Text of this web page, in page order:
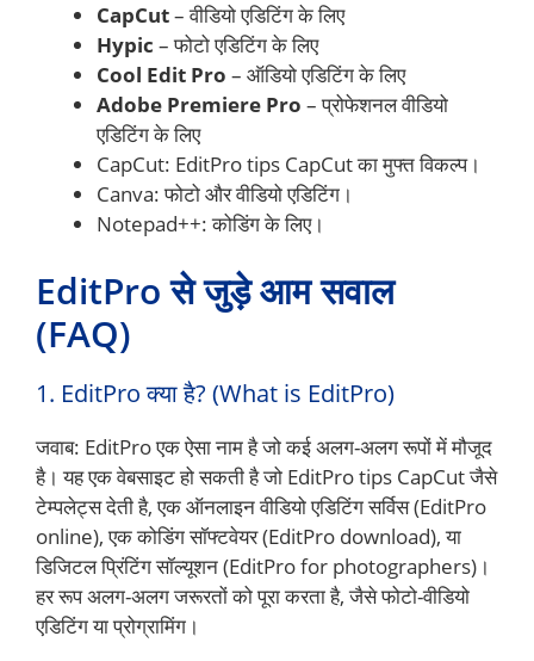
CapCut– वीडियो एडिटिंग के लिए
Hypic – फोटो एडिटिंग के लिए
Cool Edit Pro – ऑडियो एडिटिंग के लिए
Adobe Premiere Pro – प्रोफेशनल वीडियो
एडिटिंग के लिए
CapCut: EditPro tips CapCut का मुफ्त विकल्प।
Canva: फोटो और वीडियो एडिटिंग।
Notepad++: कोडिंग के लिए।
EditPro से जुड़े आम सवाल
(FAQ)
1. EditPro क्या है? (What is EditPro)
जवाब: EditPro एक ऐसा नाम है जो कई अलग-अलग रूपों में मौजूद
है। यह एक वेबसाइट हो सकती है जो EditPro tips CapCut जैसे
टेम्पलेट्स देती है, एक ऑनलाइन वीडियो एडिटिंग सर्विस (EditPro
online), एक कोडिंग सॉफ्टवेयर (EditPro download), या
डिजिटल प्रिंटिंग सॉल्यूशन (EditPro for photographers)।
हर रूप अलग-अलग जरूरतों को पूरा करता है, जैसे फोटो-वीडियो
एडिटिंग या प्रोग्रामिंग।